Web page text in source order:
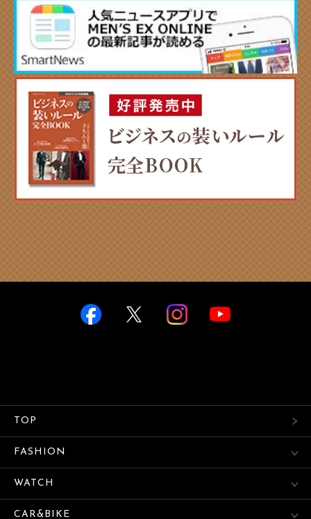
TOP
FASHION
WATCH
CAR&BIKE